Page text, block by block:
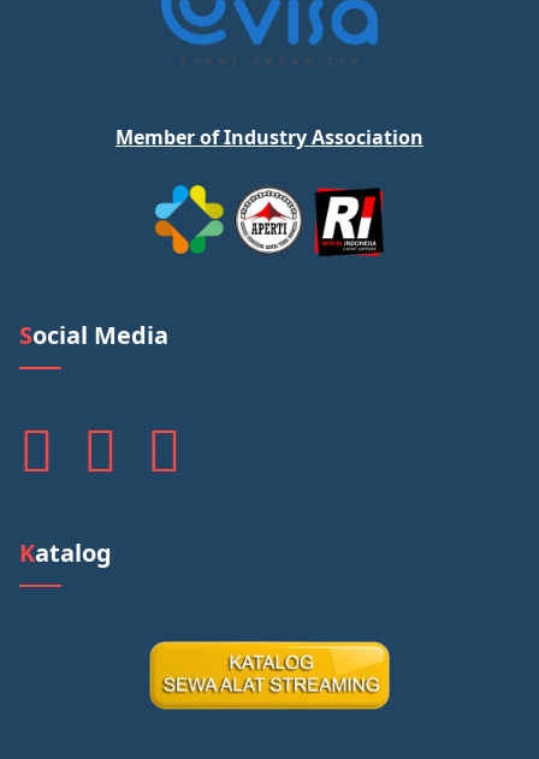
Member of Industry Association
Social Media
Katalog